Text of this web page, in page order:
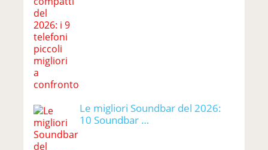
Le migliori Soundbar del 2026:
10 Soundbar …